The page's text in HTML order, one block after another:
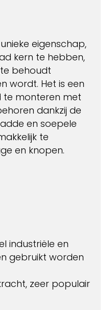
eigenschap,
kern te hebben,
behoudt
wordt. Het is een
te monteren met
dankzij de
en soepele
te
en knopen.
industriële en
gebruikt worden
zeer populair